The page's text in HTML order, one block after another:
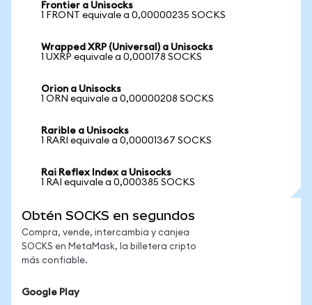
Frontier a Unisocks
1 FRONT equivale a 0,00000235 SOCKS
Wrapped XRP (Universal) a Unisocks
1 UXRP equivale a 0,000178 SOCKS
Orion a Unisocks
1 ORN equivale a 0,00000208 SOCKS
Rarible a Unisocks
1 RARI equivale a 0,00001367 SOCKS
Rai Reflex Index a Unisocks
1 RAI equivale a 0,000385 SOCKS
Obtén SOCKS en segundos
Compra, vende, intercambia y canjea
SOCKS en MetaMask, la billetera cripto
más confiable.
Google Play